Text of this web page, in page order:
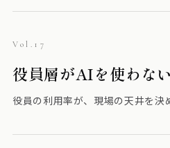
Vol.17
役員層がAIを使わな
役員の利用率が、現場の天井を